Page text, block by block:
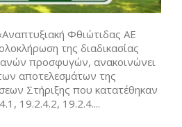
Φθιώτιδας ΑΕ
της διαδικασίας
προσφυγών, ανακοινώνει
αποτελεσμάτων της
Στήριξης που κατατέθηκαν
19.2.4.2, 19.2.4....